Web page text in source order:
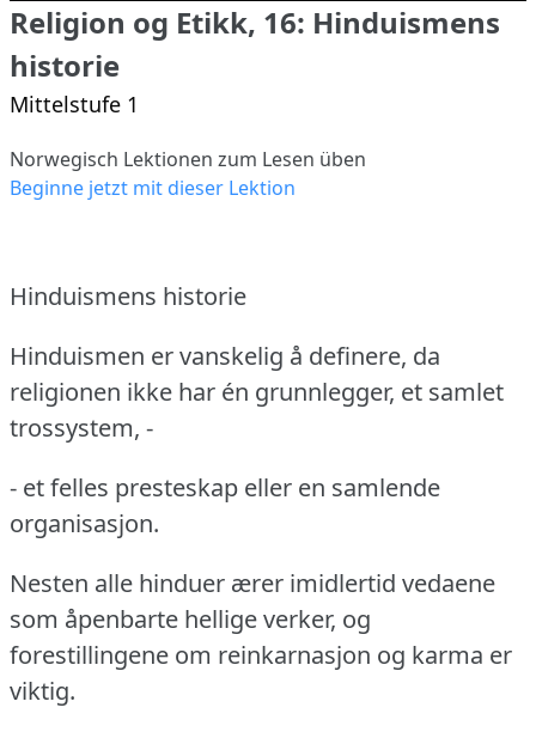
Religion og Etikk, 16: Hinduismens
historie
Mittelstufe 1
Norwegisch Lektionen zum Lesen üben
Beginne jetzt mit dieser Lektion
Hinduismens historie
Hinduismen er vanskelig å definere, da
religionen ikke har én grunnlegger, et samlet
trossystem, -
- et felles presteskap eller en samlende
organisasjon.
Nesten alle hinduer ærer imidlertid vedaene
som åpenbarte hellige verker, og
forestillingene om reinkarnasjon og karma er
viktig.